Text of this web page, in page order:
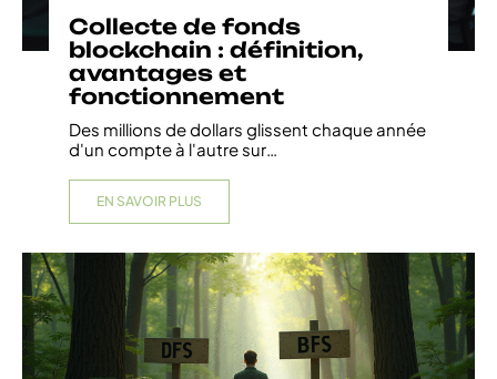
Collecte de fonds
blockchain : définition,
avantages et
fonctionnement
Des millions de dollars glissent chaque année
d'un compte à l'autre sur…
EN SAVOIR PLUS